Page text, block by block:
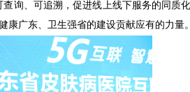
询、可追溯，促进线上线下服务的同质
广东、卫生强省的建设贡献应有的力量。